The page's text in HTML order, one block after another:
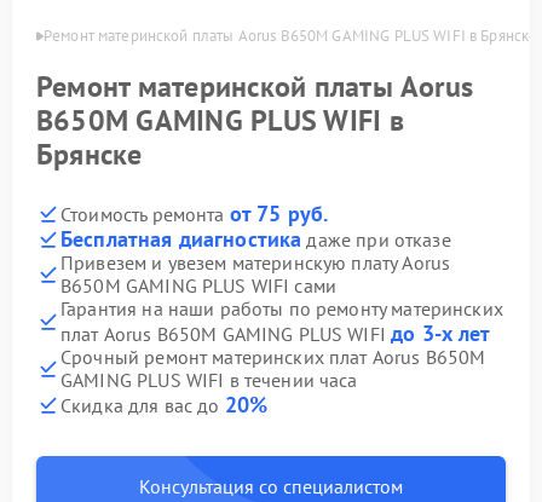
Ремонт материнской платы Aorus B650M GAMING PLUS WIFI в Брянске
Ремонт материнской платы Aorus
B650M GAMING PLUS WIFI в
Брянске
Стоимость ремонта от 75 руб.
Бесплатная диагностика даже при отказе
Привезем и увезем материнскую плату Aorus
B650M GAMING PLUS WIFI сами
Гарантия на наши работы по ремонту материнских
плат Aorus B650M GAMING PLUS WIFIдо 3-х лет
Срочный ремонт материнских плат Aorus B650M
GAMING PLUS WIFI в течении часа
Скидка для вас до 20%
Консультация со специалистом